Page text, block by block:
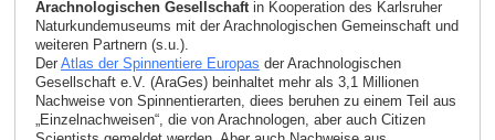
Arachnologischen Gesellschaft in Kooperation des Karlsruher
Naturkundemuseums mit der Arachnologischen Gemeinschaft und
weiteren Partnern (s.u.).
Der Atlas der Spinnentiere Europas der Arachnologischen
Gesellschaft e.V. (AraGes) beinhaltet mehr als 3,1 Millionen
Nachweise von Spinnentierarten, diees beruhen zu einem Teil aus
„Einzel­nachweisen“, die von Arachnologen, aber auch Citizen